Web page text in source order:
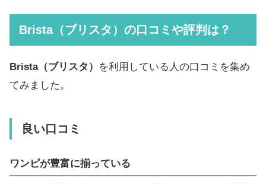
Brista（ブリスタ）の口コミや評判は？
Brista（ブリスタ）
を利用している人の口コミを集め
てみました。
良い口コミ
ワンピが豊富に揃っている